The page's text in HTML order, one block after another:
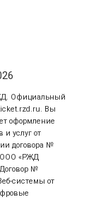
на
Официальный
Вы
оформление
и услуг от
договора №
ООО «РЖД
№
системы от